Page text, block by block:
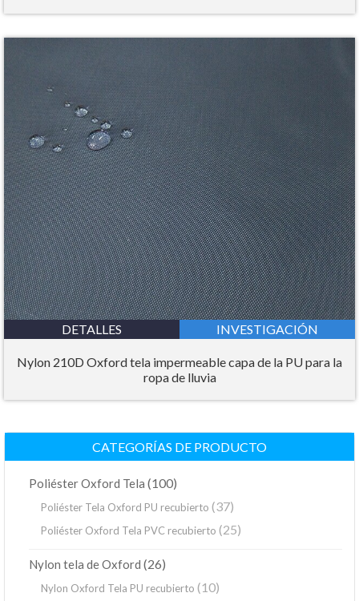
DETALLES INVESTIGACIÓN
Nylon 210D Oxford tela impermeable capa de la PU para la
ropa de lluvia
CATEGORÍAS DE PRODUCTO
Poliéster Oxford Tela (100)
Poliéster Tela Oxford PU recubierto (37)
Poliéster Oxford Tela PVC recubierto (25)
Nylon tela de Oxford (26)
Nylon Oxford Tela PU recubierto (10)